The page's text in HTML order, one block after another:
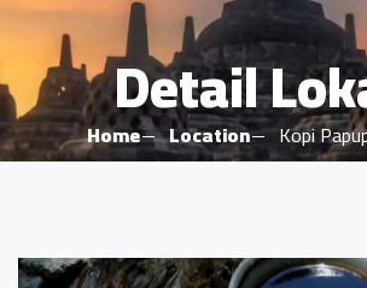
Detail
Home Location Kopi